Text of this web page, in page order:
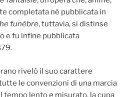
completata né pubblicata in
funèbre, tuttavia, si distinse
e fu infine pubblicata
rivelò il suo carattere
le convenzioni di una marcia
tempo lento e misurato, la cupa